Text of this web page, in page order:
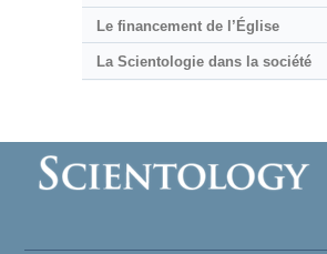
Le financement de l’Église
La Scientologie dans la société